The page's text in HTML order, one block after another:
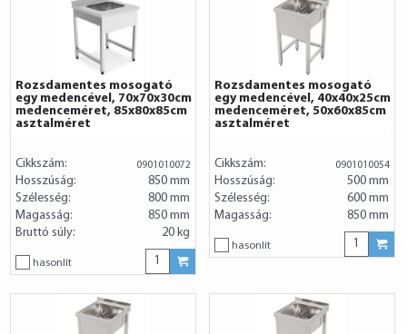
Rozsdamentes mosogató
egy medencével, 70x70x30cm
medenceméret, 85x80x85cm
asztalméret
Cikkszám: 0901010072
Hosszúság:
850 mm
Szélesség:
800 mm
Magasság:
850 mm
Bruttó súly:
20 kg
hasonlít
Rozsdamentes mosogató
egy medencével, 40x40x25cm
medenceméret, 50x60x85cm
asztalméret
Cikkszám: 0901010054
Hosszúság:
500 mm
Szélesség:
600 mm
Magasság:
850 mm
hasonlít